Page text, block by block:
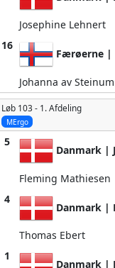
Josephine Lehnert
16
Færøerne |
Johanna av Steinum
Løb 103 - 1. Afdeling
MErgo
5
Danmark |
Fleming Mathiesen
4
Danmark |
Thomas Ebert
1
Danmark |